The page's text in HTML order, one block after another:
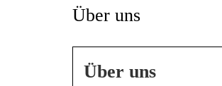
Über uns
Über uns